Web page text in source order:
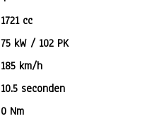
1721 cc
75 kW / 102 PK
185 km/h
10.5 seconden
0 Nm